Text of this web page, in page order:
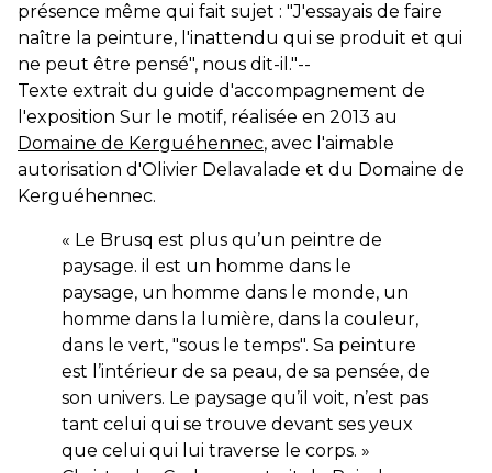
présence même qui fait sujet : "J'essayais de faire
naître la peinture, l'inattendu qui se produit et qui
ne peut être pensé", nous dit-il."--
Texte extrait du guide d'accompagnement de
l'exposition Sur le motif, réalisée en 2013 au
Domaine de Kerguéhennec, avec l'aimable
autorisation d'Olivier Delavalade et du Domaine de
Kerguéhennec.
« Le Brusq est plus qu’un peintre de
paysage. il est un homme dans le
paysage, un homme dans le monde, un
homme dans la lumière, dans la couleur,
dans le vert, "sous le temps". Sa peinture
est l’intérieur de sa peau, de sa pensée, de
son univers. Le paysage qu’il voit, n’est pas
tant celui qui se trouve devant ses yeux
que celui qui lui traverse le corps. »